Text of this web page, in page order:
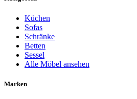
Küchen
Sofas
Schränke
Betten
Sessel
Alle Möbel ansehen
Marken